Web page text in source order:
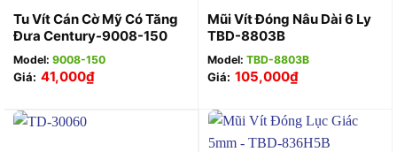
Tu Vít Cán Cờ Mỹ Có Tăng
Đưa Century-9008-150
Model: 9008-150
Giá: 41,000₫
Mũi Vít Đóng Nâu Dài 6 Ly
TBD-8803B
Model: TBD-8803B
Giá: 105,000₫